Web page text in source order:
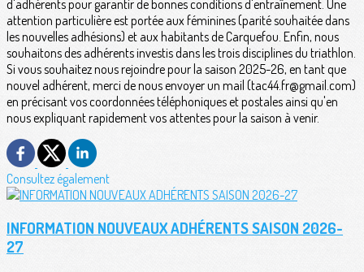
d'adhérents pour garantir de bonnes conditions d'entraînement. Une
attention particulière est portée aux féminines (parité souhaitée dans
les nouvelles adhésions) et aux habitants de Carquefou. Enfin, nous
souhaitons des adhérents investis dans les trois disciplines du triathlon.
Si vous souhaitez nous rejoindre pour la saison 2025-26, en tant que
nouvel adhérent, merci de nous envoyer un mail (tac44.fr@gmail.com)
en précisant vos coordonnées téléphoniques et postales ainsi qu'en
nous expliquant rapidement vos attentes pour la saison à venir.
Consultez également
INFORMATION NOUVEAUX ADHÉRENTS SAISON 2026-
27